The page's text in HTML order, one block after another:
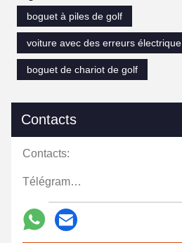
boguet à piles de golf
voiture avec des erreurs électrique
boguet de chariot de golf
Contacts
Contacts:
Télégramme: